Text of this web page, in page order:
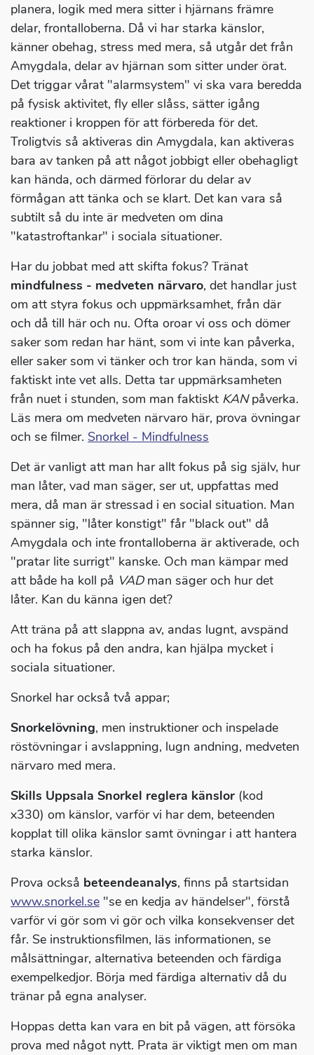
planera, logik med mera sitter i hjärnans främre
delar, frontalloberna. Då vi har starka känslor,
känner obehag, stress med mera, så utgår det från
Amygdala, delar av hjärnan som sitter under örat.
Det triggar vårat "alarmsystem" vi ska vara beredda
på fysisk aktivitet, fly eller slåss, sätter igång
reaktioner i kroppen för att förbereda för det.
Troligtvis så aktiveras din Amygdala, kan aktiveras
bara av tanken på att något jobbigt eller obehagligt
kan hända, och därmed förlorar du delar av
förmågan att tänka och se klart. Det kan vara så
subtilt så du inte är medveten om dina
"katastroftankar" i sociala situationer.
Har du jobbat med att skifta fokus? Tränat
mindfulness - medveten närvaro, det handlar just
om att styra fokus och uppmärksamhet, från där
och då till här och nu. Ofta oroar vi oss och dömer
saker som redan har hänt, som vi inte kan påverka,
eller saker som vi tänker och tror kan hända, som vi
faktiskt inte vet alls. Detta tar uppmärksamheten
från nuet i stunden, som man faktiskt KANpåverka.
Läs mera om medveten närvaro här, prova övningar
och se filmer. Snorkel - Mindfulness
Det är vanligt att man har allt fokus på sig själv, hur
man låter, vad man säger, ser ut, uppfattas med
mera, då man är stressad i en social situation. Man
spänner sig, "låter konstigt" får "black out" då
Amygdala och inte frontalloberna är aktiverade, och
"pratar lite surrigt" kanske. Och man kämpar med
att både ha koll på VADman säger och hur det
låter. Kan du känna igen det?
Att träna på att slappna av, andas lugnt, avspänd
och ha fokus på den andra, kan hjälpa mycket i
sociala situationer.
Snorkel har också två appar;
Snorkelövning, men instruktioner och inspelade
röstövningar i avslappning, lugn andning, medveten
närvaro med mera.
Skills Uppsala Snorkel reglera känslor (kod
x330) om känslor, varför vi har dem, beteenden
kopplat till olika känslor samt övningar i att hantera
starka känslor.
Prova också beteendeanalys, finns på startsidan
www.snorkel.se "se en kedja av händelser", förstå
varför vi gör som vi gör och vilka konsekvenser det
får. Se instruktionsfilmen, läs informationen, se
målsättningar, alternativa beteenden och färdiga
exempelkedjor. Börja med färdiga alternativ då du
tränar på egna analyser.
Hoppas detta kan vara en bit på vägen, att försöka
prova med något nytt. Prata är viktigt men om man